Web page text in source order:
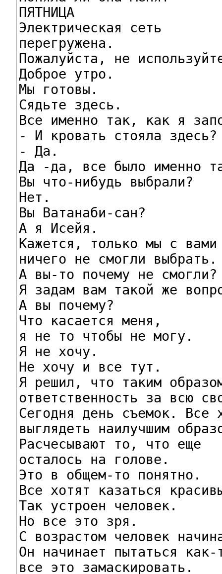
ПЯТНИЦА
Электрическая сеть
перегружена.
Пожалуйста, не
Доброе утро.
Мы готовы.
Сядьте здесь.
Все именно так, как я
- И кровать стояла здесь?
- Да.
Да -да, все было именно
Вы что-нибудь выбрали?
Нет.
Вы Ватанаби-сан?
А я Исейя.
Кажется, только мы с вами
ничего не смогли выбрать.
А вы-то почему не смогли?
Я задам вам такой же
А вы почему?
Что касается меня,
я не то чтобы не могу.
Я не хочу.
Не хочу и все тут.
Я решил, что таким
ответственность за всю
Сегодня день съемок. Все
выглядеть наилучшим
Расчесывают то, что еще
осталось на голове.
Это в общем-то понятно.
Все хотят казаться
Так устроен человек.
Но все это зря.
С возрастом человек
Он начинает пытаться как-
все это замаскировать.